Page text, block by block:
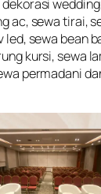
ac, sewa tirai,
led, sewa bean
kursi, sewa
permadani